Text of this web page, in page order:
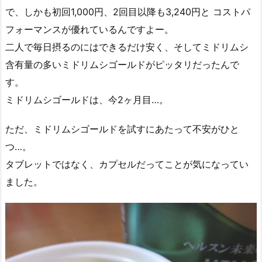
で、しかも初回1,000円、2回目以降も3,240円と コストパ
フォーマンスが優れているんですよー。
二人で毎日摂るのにはできるだけ安く、そしてミドリムシ
含有量の多いミドリムシゴールドがピッタリだったんで
す。
ミドリムシゴールドは、今2ヶ月目…。
ただ、ミドリムシゴールドを試すにあたって不安がひと
つ…。
タブレットではなく、カプセルだってことが気になってい
ました。